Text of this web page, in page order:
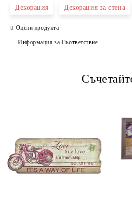
Ние ще се свържем с вас в рамките на
Декорация Декорация за стена
Оцени продукта
Информация за Съответствие